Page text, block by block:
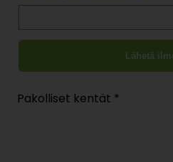
Pakolliset kentät *